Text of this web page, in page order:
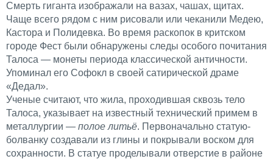
Смерть гиганта изображали на вазах, чашах, щитах.
Чаще всего рядом с ним рисовали или чеканили Медею,
Кастора и Полидевка. Во время раскопок в критском
городе Фест были обнаружены следы особого почитания
Талоса — монеты периода классической античности.
Упоминал его Софокл в своей сатирической драме
«Дедал».
Ученые считают, что жила, проходившая сквозь тело
Талоса, указывает на известный технический примем в
металлургии — полое литьё. Первоначально статую-
болванку создавали из глины и покрывали воском для
сохранности. В статуе проделывали отверстие в районе